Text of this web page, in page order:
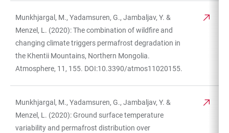
Munkhjargal, M., Yadamsuren, G., Jambaljav, Y. &
Menzel, L. (2020): The combination of wildfire and
changing climate triggers permafrost degradation in
the Khentii Mountains, Northern Mongolia.
Atmosphere, 11, 155. DOI:10.3390/atmos11020155.
Munkhjargal, M., Yadamsuren, G., Jambaljav, Y. &
Menzel, L. (2020): Ground surface temperature
variability and permafrost distribution over